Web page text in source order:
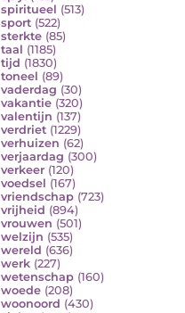
spiritueel (513)
sport (522)
sterkte (85)
taal (1185)
tijd (1830)
toneel (89)
vaderdag (30)
vakantie (320)
valentijn (137)
verdriet (1229)
verhuizen (62)
verjaardag (300)
verkeer (120)
voedsel (167)
vriendschap (723)
vrijheid (894)
vrouwen (501)
welzijn (535)
wereld (636)
werk (227)
wetenschap (160)
woede (208)
woonoord (430)